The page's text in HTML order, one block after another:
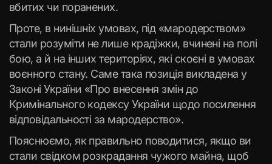
вбитих чи поранених.
Проте, в нинішніх умовах, під «мародерством»
стали розуміти не лише крадіжки, вчинені на полі
бою, а й на інших територіях, які скоєні в умовах
воєнного стану. Саме така позиція викладена у
Законі України «Про внесення змін до
Кримінального кодексу України щодо посилення
відповідальності за мародерство».
Пояснюємо, як правильно поводитися, якщо ви
стали свідком розкрадання чужого майна, щоб